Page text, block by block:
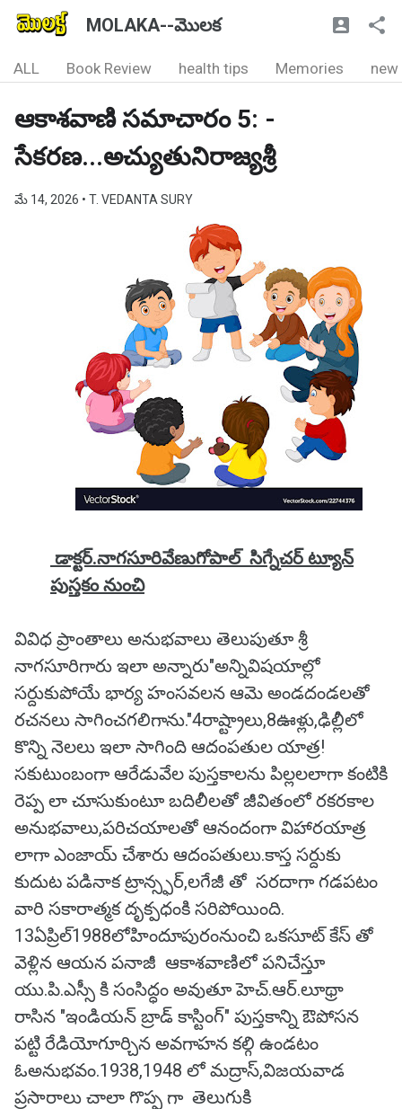
MOLAKA--మొలక
ALL Book Review health tips Memories new
ఆకాశవాణి సమాచారం 5: -
సేకరణ...అచ్యుతునిరాజ్యశ్రీ
మే 14, 2026 • T. VEDANTA SURY
డాక్టర్.నాగసూరివేణుగోపాల్ సిగ్నేచర్ ట్యూన్
పుస్తకం నుంచి
వివిధ ప్రాంతాలు అనుభవాలు తెలుపుతూ శ్రీ
నాగసూరిగారు ఇలా అన్నారు"అన్నివిషయాల్లో
సర్దుకుపోయే భార్య హంసవలన ఆమె అండదండలతో
రచనలు సాగించగలిగాను."4రాష్ట్రాలు,8ఊళ్లు,ఢిల్లీలో
కొన్ని నెలలు ఇలా సాగింది ఆదంపతుల యాత్ర!
సకుటుంబంగా ఆరేడువేల పుస్తకాలను పిల్లలలాగా కంటికి
రెప్ప లా చూసుకుంటూ బదిలీలతో జీవితంలో రకరకాల
అనుభవాలు,పరిచయాలతో ఆనందంగా విహారయాత్ర
లాగా ఎంజాయ్ చేశారు ఆదంపతులు.కాస్త సర్దుకు
కుదుట పడినాక ట్రాన్స్ఫర్,లగేజీ తో సరదాగా గడపటం
వారి సకారాత్మక దృక్పధంకి సరిపోయింది.
13ఏప్రిల్1988లోహిందూపురంనుంచి ఒకసూట్ కేస్ తో
వెళ్లిన ఆయన పనాజీ ఆకాశవాణిలో పనిచేస్తూ
యు.పి.ఎస్సీ కి సంసిద్ధం అవుతూ హెచ్.ఆర్.లూథ్రా
రాసిన "ఇండియన్ బ్రాడ్ కాస్టింగ్" పుస్తకాన్ని ఔపోసన
పట్టి రేడియోగూర్చిన అవగాహన కల్గి ఉండటం
ఓఅనుభవం.1938,1948 లో మద్రాస్,విజయవాడ
ప్రసారాలు చాలా గొప్ప గా తెలుగుకి